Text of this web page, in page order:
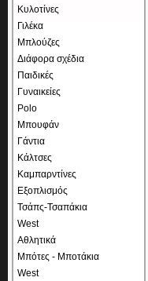
Κυλοτίνες
Γιλέκα
Μπλούζες
Διάφορα σχέδια
Παιδικές
Γυναικείες
Polo
Μπουφάν
Γάντια
Κάλτσες
Καμπαρντίνες
Εξοπλισμός
Τσάπς-Τσαπάκια
West
Αθλητικά
Μπότες - Μποτάκια
West